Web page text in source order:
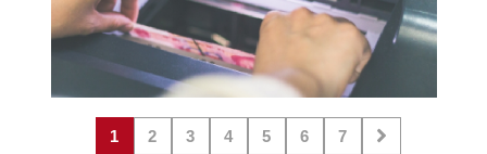
1 2 3 4 5 6 7